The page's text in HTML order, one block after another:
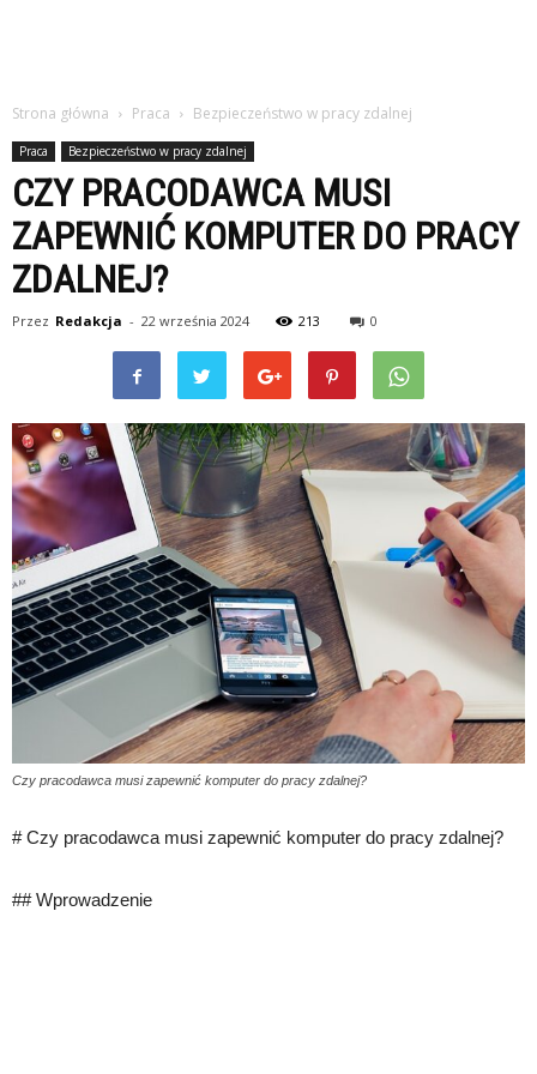
Strona główna Praca Bezpieczeństwo w pracy zdalnej
Praca Bezpieczeństwo w pracy zdalnej
CZY PRACODAWCA MUSI
ZAPEWNIĆ KOMPUTER DO PRACY
ZDALNEJ?
Przez Redakcja - 22 września 2024 213 0
Czy pracodawca musi zapewnić komputer do pracy zdalnej?
# Czy pracodawca musi zapewnić komputer do pracy zdalnej?
## Wprowadzenie